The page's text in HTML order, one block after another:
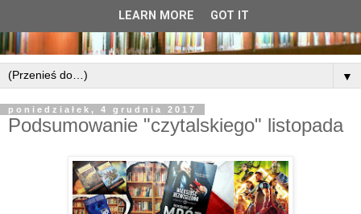
▼
poniedziałek, 4 grudnia 2017
Podsumowanie "czytalskiego" listopada
LEARN MORE GOT IT